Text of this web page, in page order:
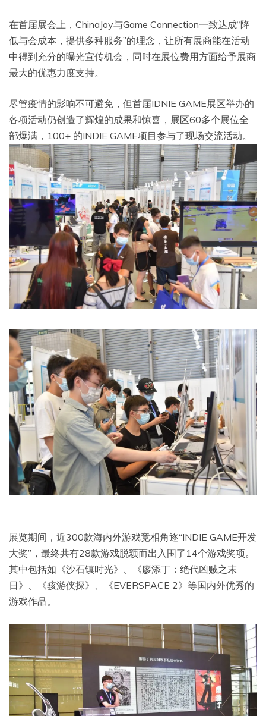
在首届展会上，ChinaJoy与Game Connection一致达成“降
低与会成本，提供多种服务”的理念，让所有展商能在活动
中得到充分的曝光宣传机会，同时在展位费用方面给予展商
最大的优惠力度支持。
尽管疫情的影响不可避免，但首届IDNIE GAME展区举办的
各项活动仍创造了辉煌的成果和惊喜，展区60多个展位全
部爆满，100+ 的INDIE GAME项目参与了现场交流活动。
展览期间，近300款海内外游戏竞相角逐“INDIE GAME开发
大奖”，最终共有28款游戏脱颖而出入围了14个游戏奖项。
其中包括如《沙石镇时光》、《廖添丁：绝代凶贼之末
日》、《骇游侠探》、《EVERSPACE 2》等国内外优秀的
游戏作品。